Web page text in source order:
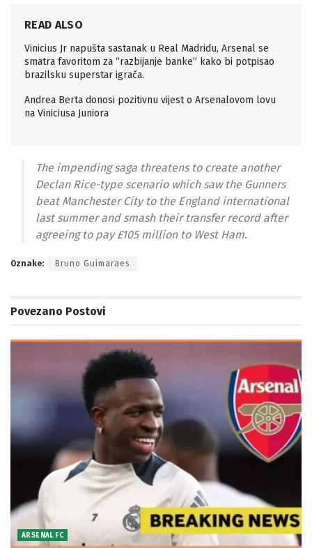
READ ALSO
Vinicius Jr napušta sastanak u Real Madridu, Arsenal se
smatra favoritom za “razbijanje banke” kako bi potpisao
brazilsku superstar igrača.
Andrea Berta donosi pozitivnu vijest o Arsenalovom lovu
na Viniciusa Juniora
The impending saga threatens to create another
Declan Rice-type scenario which saw the Gunners
beat Manchester City to the England international
last summer and smash their transfer record after
agreeing to pay £105 million to West Ham.
Oznake: Bruno Guimaraes
Povezano Postovi
ARSENAL FC